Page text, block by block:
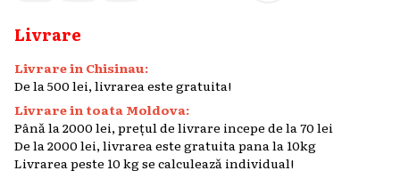
Livrare
Livrare in Chisinau:
De la 500 lei, livrarea este gratuita!
Livrare in toata Moldova:
Până la 2000 lei, prețul de livrare incepe de la 70 lei
De la 2000 lei, livrarea este gratuita pana la 10kg
Livrarea peste 10 kg se calculează individual!